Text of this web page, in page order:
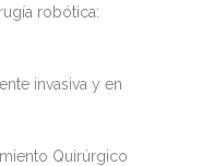
robótica:
invasiva y en
Quirúrgico